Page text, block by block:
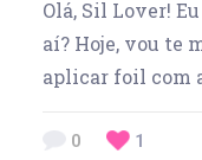
Olá, Sil Lover!
aí? Hoje, vou te
aplicar foil com
0 1